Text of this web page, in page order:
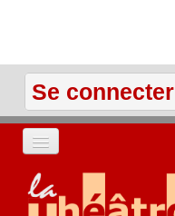
Se connecter
ACCUEIL